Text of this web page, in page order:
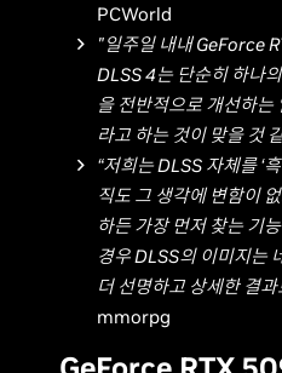
PCWorld
"일주일 내내 GeForce
DLSS 4는 단순히 하나
을 전반적으로 개선하
라고 하는 것이 맞을 것
“저희는 DLSS 자체를 ‘
직도 그 생각에 변함이
하든 가장 먼저 찾는 기
경우 DLSS의 이미지는
더 선명하고 상세한 결
mmorpg